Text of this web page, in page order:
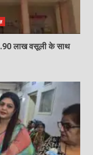
लाख वसूली के साथ